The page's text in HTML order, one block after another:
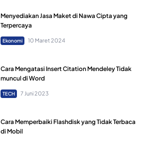
Menyediakan Jasa Maket di Nawa Cipta yang
Terpercaya
Ekonomi 10 Maret 2024
Cara Mengatasi Insert Citation Mendeley Tidak
muncul di Word
TECH 7 Juni 2023
Cara Memperbaiki Flashdisk yang Tidak Terbaca
di Mobil